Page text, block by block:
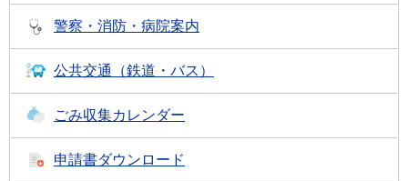
警察・消防・ 病院案内
公共交通 （鉄道・バス）
ごみ収集カレンダー
申請書ダウンロード